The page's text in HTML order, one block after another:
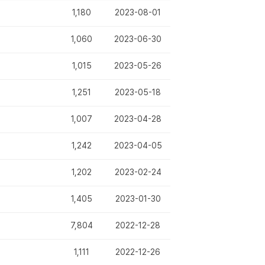
1,180 2023-08-01
1,060 2023-06-30
1,015 2023-05-26
1,251 2023-05-18
1,007 2023-04-28
1,242 2023-04-05
1,202 2023-02-24
1,405 2023-01-30
7,804 2022-12-28
1,111 2022-12-26